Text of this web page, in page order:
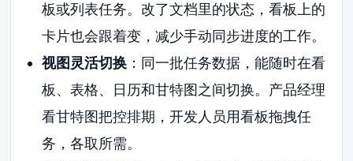
板或列表任务。改了文档里的状态，看板上的
卡片也会跟着变，减少手动同步进度的工作。
视图灵活切换：同一批任务数据，能随时在看
板、表格、日历和甘特图之间切换。产品经理
看甘特图把控排期，开发人员用看板拖拽任
务，各取所需。